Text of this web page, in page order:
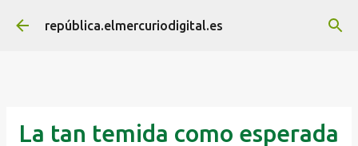
Ir al contenido principal
república.elmercuriodigital.es
La tan temida como esperada